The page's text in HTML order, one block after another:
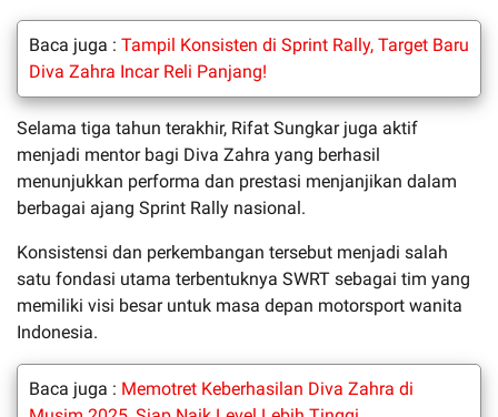
Baca juga : Tampil Konsisten di Sprint Rally, Target Baru
Diva Zahra Incar Reli Panjang!
Selama tiga tahun terakhir, Rifat Sungkar juga aktif
menjadi mentor bagi Diva Zahra yang berhasil
menunjukkan performa dan prestasi menjanjikan dalam
berbagai ajang Sprint Rally nasional.
Konsistensi dan perkembangan tersebut menjadi salah
satu fondasi utama terbentuknya SWRT sebagai tim yang
memiliki visi besar untuk masa depan motorsport wanita
Indonesia.
Baca juga : Memotret Keberhasilan Diva Zahra di